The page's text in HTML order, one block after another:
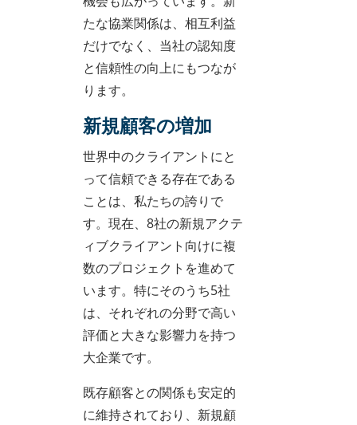
たな協業関係は、相互利益
だけでなく、当社の認知度
と信頼性の向上にもつなが
ります。
新規顧客の増加
世界中のクライアントにと
って信頼できる存在である
ことは、私たちの誇りで
す。現在、8社の新規アクテ
ィブクライアント向けに複
数のプロジェクトを進めて
います。特にそのうち5社
は、それぞれの分野で高い
評価と大きな影響力を持つ
大企業です。
既存顧客との関係も安定的
に維持されており、新規顧